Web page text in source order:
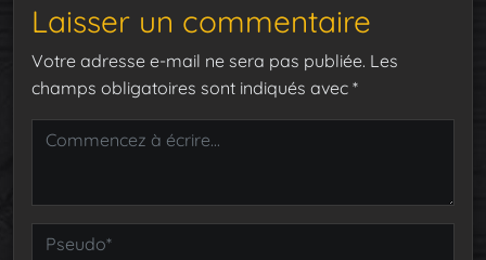
Laisser un commentaire
Votre adresse e-mail ne sera pas publiée. Les
champs obligatoires sont indiqués avec *